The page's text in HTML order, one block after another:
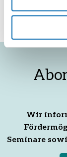
teilen
Wir
Seminare